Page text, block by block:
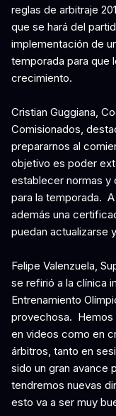
reglas de arbitraje
que se hará del
implementación de
temporada para que
crecimiento.
Cristian Guggiana,
Comisionados,
prepararnos al
objetivo es poder
establecer normas y
para la temporada.
además una
puedan actualizarse
Felipe Valenzuela,
se refirió a la clínica
Entrenamiento
provechosa. Hemos
en videos como en
árbitros, tanto en
sido un gran avance
tendremos nuevas
esto va a ser muy